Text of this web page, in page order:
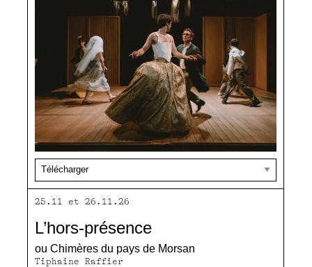
25.11 et 26.11.26
L’hors-présence
ou Chimères du pays de Morsan
Tiphaine Raffier